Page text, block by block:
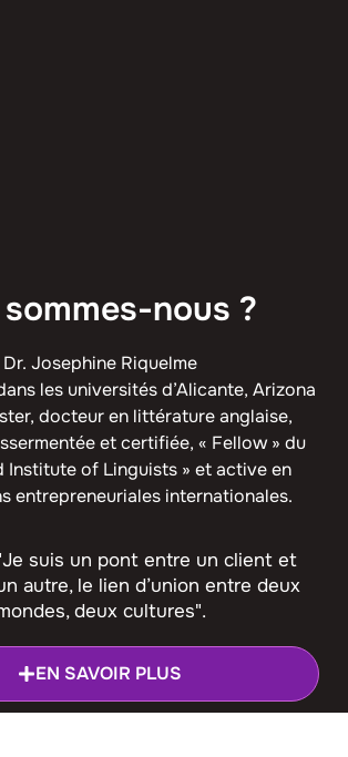
nous ?
Dr. Josephine Riquelme
les universités d’Alicante, Arizona
docteur en littérature anglaise,
et certifiée, « Fellow » du
Institute of Linguists » et active en
entrepreneuriales internationales.
suis un pont entre un client et
autre, le lien d’union entre deux
deux cultures".
EN SAVOIR PLUS